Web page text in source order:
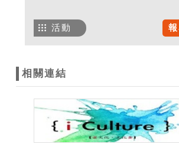
活動
相關連結